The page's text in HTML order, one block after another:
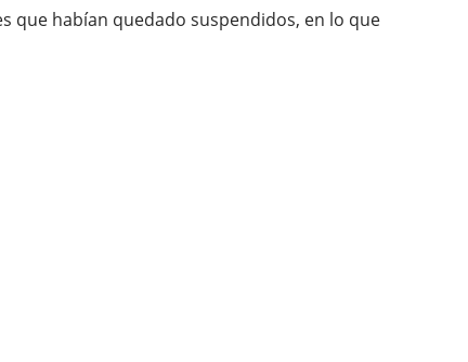
que habían quedado suspendidos, en lo que